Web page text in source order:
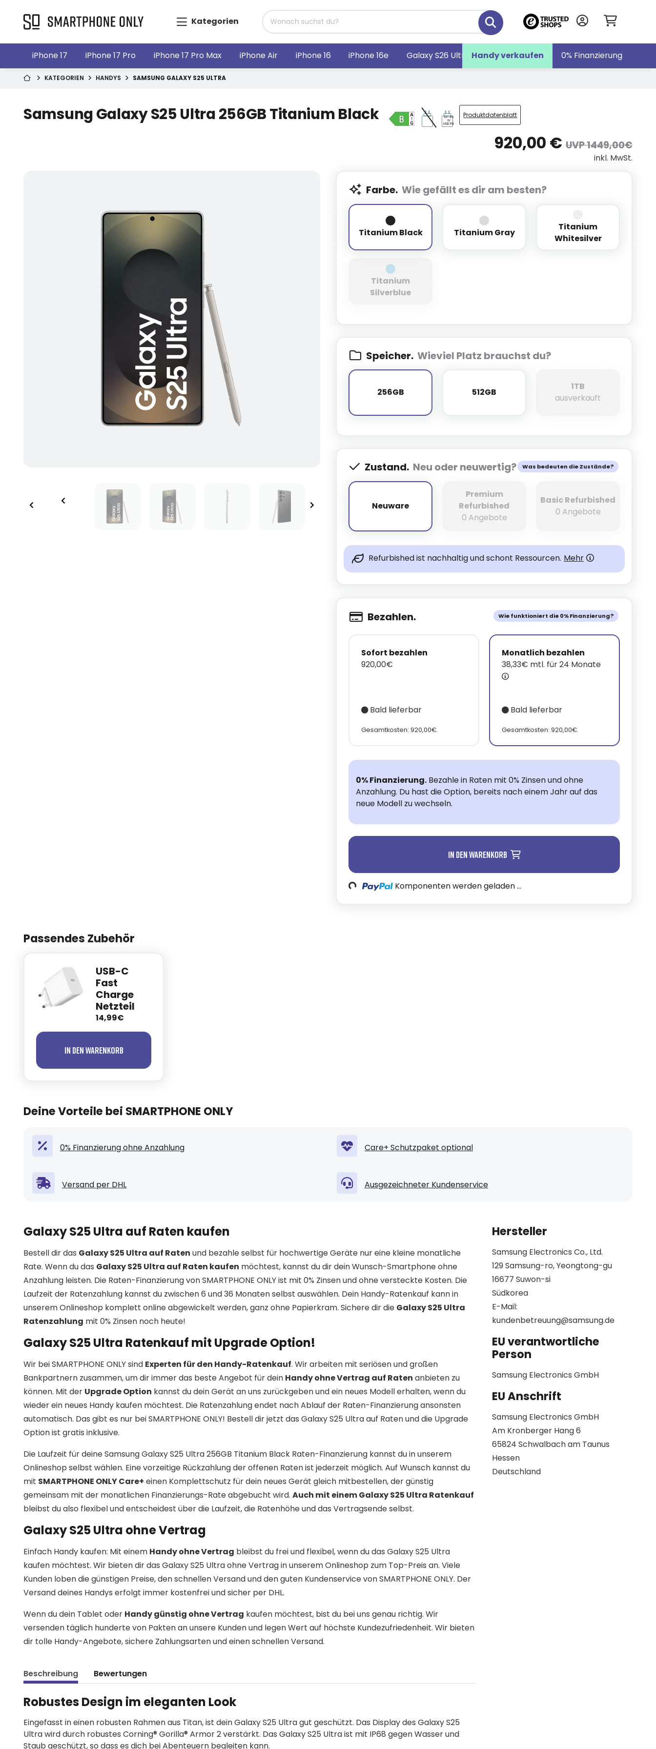
Kategorien
Handy verkaufen 0% Finanzierung
iPhone 17 iPhone 17 Pro iPhone 17 Pro Max iPhone Air iPhone 16 iPhone 16e Galaxy S26 Ultra Galaxy S26 Galaxy Z Fold7
KATEGORIEN HANDYS SAMSUNG GALAXY S25 ULTRA
Samsung Galaxy S25 Ultra 256GB Titanium Black 10-45
W
USB PD
Produktdatenblatt
920,00 € UVP 1449,00€
inkl. MwSt.
Farbe. Wie gefällt es dir am besten?
Titanium Black
Titanium Black Titanium Gray
Titanium Gray
Titanium
Whitesilver
Titanium Whitesilver
Titanium
Silverblue
Titanium Silverblue
Speicher. Wieviel Platz brauchst du?
256GB
256GB 512GB
512GB
1TB
ausverkauft
1TB
Was bedeuten die Zustände?
Zustand. Neu oder neuwertig?
Neuware
Neuware
Premium
Refurbished
0 Angebote
Basic Refurbished
0 Angebote
Refurbished ist nachhaltig und schont Ressourcen. Mehr
Wie funktioniert die 0% Finanzierung?
Bezahlen.
Sofort bezahlen
920,00€
Bald lieferbar
Gesamtkosten: 920,00€.
Monatlich bezahlen
38,33€ mtl. für 24 Monate
Bald lieferbar
Gesamtkosten: 920,00€.
0% Finanzierung. Bezahle in Raten mit 0% Zinsen und ohne
Anzahlung. Du hast die Option, bereits nach einem Jahr auf das
neue Modell zu wechseln.
In den Warenkorb
Loading... Komponenten werden geladen ...
Passendes Zubehör
USB-C
Fast
Charge
Netzteil
14,99€
In den Warenkorb
Deine Vorteile bei SMARTPHONE ONLY
0% Finanzierung ohne Anzahlung Care+ Schutzpaket optional
Versand per DHL Ausgezeichneter Kundenservice
Galaxy S25 Ultra auf Raten kaufen
Bestell dir das Galaxy S25 Ultra auf Raten und bezahle selbst für hochwertige Geräte nur eine kleine monatliche
Rate. Wenn du das Galaxy S25 Ultra auf Raten kaufen möchtest, kannst du dir dein Wunsch-Smartphone ohne
Anzahlung leisten. Die Raten-Finanzierung von SMARTPHONE ONLY ist mit 0% Zinsen und ohne versteckte Kosten. Die
Laufzeit der Ratenzahlung kannst du zwischen 6 und 36 Monaten selbst auswählen. Dein Handy-Ratenkauf kann in
unserem Onlineshop komplett online abgewickelt werden, ganz ohne Papierkram. Sichere dir die Galaxy S25 Ultra
Ratenzahlung mit 0% Zinsen noch heute!
Galaxy S25 Ultra Ratenkauf mit Upgrade Option!
Wir bei SMARTPHONE ONLY sind Experten für den Handy-Ratenkauf. Wir arbeiten mit seriösen und großen
Bankpartnern zusammen, um dir immer das beste Angebot für dein Handy ohne Vertrag auf Raten anbieten zu
können. Mit der Upgrade Option kannst du dein Gerät an uns zurückgeben und ein neues Modell erhalten, wenn du
wieder ein neues Handy kaufen möchtest. Die Ratenzahlung endet nach Ablauf der Raten-Finanzierung ansonsten
automatisch. Das gibt es nur bei SMARTPHONE ONLY! Bestell dir jetzt das Galaxy S25 Ultra auf Raten und die Upgrade
Option ist gratis inklusive.
Die Laufzeit für deine Samsung Galaxy S25 Ultra 256GB Titanium Black Raten-Finanzierung kannst du in unserem
Onlineshop selbst wählen. Eine vorzeitige Rückzahlung der offenen Raten ist jederzeit möglich. Auf Wunsch kannst du
mit SMARTPHONE ONLY Care+ einen Komplettschutz für dein neues Gerät gleich mitbestellen, der günstig
gemeinsam mit der monatlichen Finanzierungs-Rate abgebucht wird. Auch mit einem Galaxy S25 Ultra Ratenkauf
bleibst du also flexibel und entscheidest über die Laufzeit, die Ratenhöhe und das Vertragsende selbst.
Galaxy S25 Ultra ohne Vertrag
Einfach Handy kaufen: Mit einem Handy ohne Vertrag bleibst du frei und flexibel, wenn du das Galaxy S25 Ultra
kaufen möchtest. Wir bieten dir das Galaxy S25 Ultra ohne Vertrag in unserem Onlineshop zum Top-Preis an. Viele
Kunden loben die günstigen Preise, den schnellen Versand und den guten Kundenservice von SMARTPHONE ONLY. Der
Versand deines Handys erfolgt immer kostenfrei und sicher per DHL.
Wenn du dein Tablet oder Handy günstig ohne Vertrag kaufen möchtest, bist du bei uns genau richtig. Wir
versenden täglich hunderte von Pakten an unsere Kunden und legen Wert auf höchste Kundezufriedenheit. Wir bieten
dir tolle Handy-Angebote, sichere Zahlungsarten und einen schnellen Versand.
Beschreibung Bewertungen
Robustes Design im eleganten Look
Eingefasst in einen robusten Rahmen aus Titan, ist dein Galaxy S25 Ultra gut geschützt. Das Display des Galaxy S25
Ultra wird durch robustes Corning® Gorilla® Armor 2 verstärkt. Das Galaxy S25 Ultra ist mit IP68 gegen Wasser und
Staub geschützt, so dass es dich bei Abenteuern begleiten kann.
Hersteller
Samsung Electronics Co., Ltd.
129 Samsung-ro, Yeongtong-gu
16677 Suwon-si
Südkorea
E-Mail:
kundenbetreuung@samsung.de
EU verantwortliche
Person
Samsung Electronics GmbH
EU Anschrift
Samsung Electronics GmbH
Am Kronberger Hang 6
65824 Schwalbach am Taunus
Hessen
Deutschland